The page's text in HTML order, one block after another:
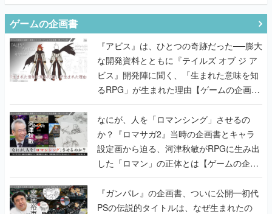
な開発資料とともに『テイルズ オブ ジ ア
るRPG」が生まれた理由【ゲームの企画
書】
なにが、人を「ロマンシング」させるの
か？『ロマサガ2』当時の企画書とキャラ
設定画から迫る、河津秋敏がRPGに生み出
した「ロマン」の正体とは【ゲームの企画
書】
『ガンパレ』の企画書、ついに公開━初代
PSの伝説的タイトルは、なぜ生まれたの
か？そして『LOOP8』へ受け継がれたもの
【ゲームの企画書】